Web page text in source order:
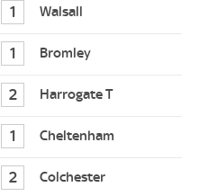
1
1
2
1
2